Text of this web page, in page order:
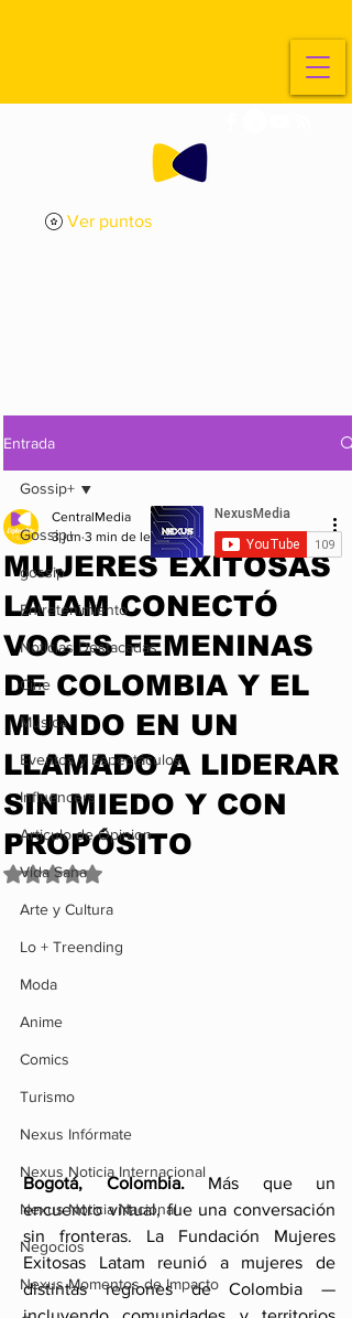
Ver puntos
Entrada
Gossip+
gossip
Entretenimiento
Noticias Destacadas
Cine
Musica
Eventos y Espectáculos
Influencers
Articulo de Opinion
Vida Sana
Arte y Cultura
Lo + Treending
Moda
Anime
Comics
Turismo
Nexus Infórmate
Nexus Noticia Internacional
Nexus Noticia Nacional
Negocios
Nexus Momentos de Impacto
Gossip+
MUJERES EXITOSAS
LATAM CONECTÓ
VOCES FEMENINAS
DE COLOMBIA Y EL
MUNDO EN UN
LLAMADO A LIDERAR
SIN MIEDO Y CON
PROPÓSITO
CentralMedia
3 jun 3 min de lectura
Obtuvo NaN de 5 estrellas.
Bogotá, Colombia. Más que un
encuentro virtual, fue una conversación
sin fronteras. La Fundación Mujeres
Exitosas Latam reunió a mujeres de
distintas regiones de Colombia —